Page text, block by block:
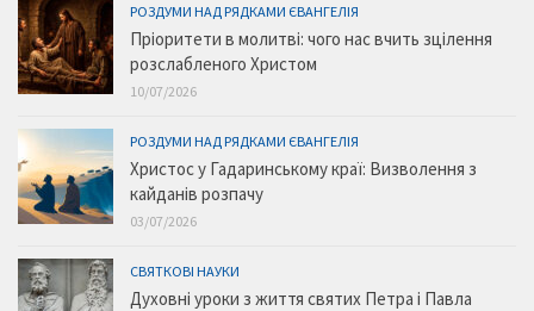
РОЗДУМИ НАД РЯДКАМИ ЄВАНГЕЛІЯ
Пріоритети в молитві: чого нас вчить зцілення
розслабленого Христом
10/07/2026
РОЗДУМИ НАД РЯДКАМИ ЄВАНГЕЛІЯ
Христос у Гадаринському краї: Визволення з
кайданів розпачу
03/07/2026
СВЯТКОВІ НАУКИ
Духовні уроки з життя святих Петра і Павла